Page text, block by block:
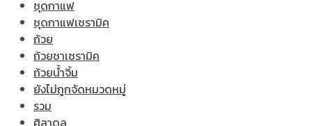
ชุดกาแฟ
ชุดกาแฟเซรามิค
ถ้วย
ถ้วยชาเซรามิค
ถ้วยน้ำจิ้ม
ยังไม่ถูกจัดหมวดหมู่
รวม
ศิลาดล